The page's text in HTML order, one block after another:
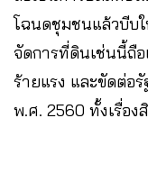
โฉนดชุมชนแล้วบีบใ
จัดการที่ดินเช่นนี้ถื
ร้ายแรง และขัดต่อ
พ.ศ. 2560 ทั้งเรื่อ